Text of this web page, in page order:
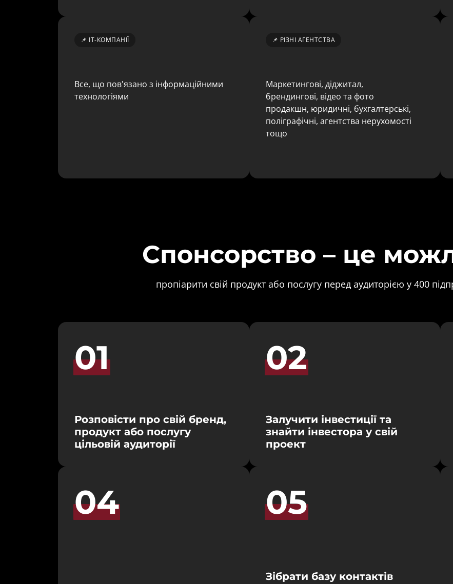
📌 ІТ-КОМПАНІЇ
Все, що пов'язано з інформаційними
технологіями
📌 РІЗНІ АГЕНТСТВА
Маркетингові, діджитал,
брендингові, відео та фото
продакшн, юридичні, бухгалтерські,
поліграфічні, агентства нерухомості
тощо
Спонсорство – це
пропіарити свій продукт або послугу перед аудиторією у 400
01
Розповісти про свій бренд,
продукт або послугу
цільовій аудиторії
02
Залучити інвестиції та
знайти інвестора у свій
проект
04 05
Зібрати базу контактів